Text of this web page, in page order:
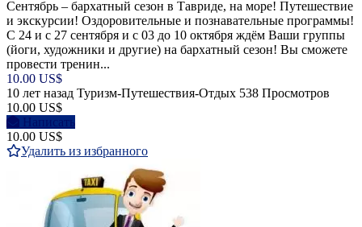
Сентябрь – бархатный сезон в Тавриде, на море! Путешествие
и экскурсии! Оздоровительные и познавательные программы!
C 24 и с 27 сентября и с 03 до 10 октября ждём Ваши группы
(йоги, художники и другие) на бархатный сезон! Вы сможете
провести тренин...
10.00 US$
10 лет назад Туризм-Путешествия-Отдых 538 Просмотров
10.00 US$
Написать
10.00 US$
Удалить из избранного